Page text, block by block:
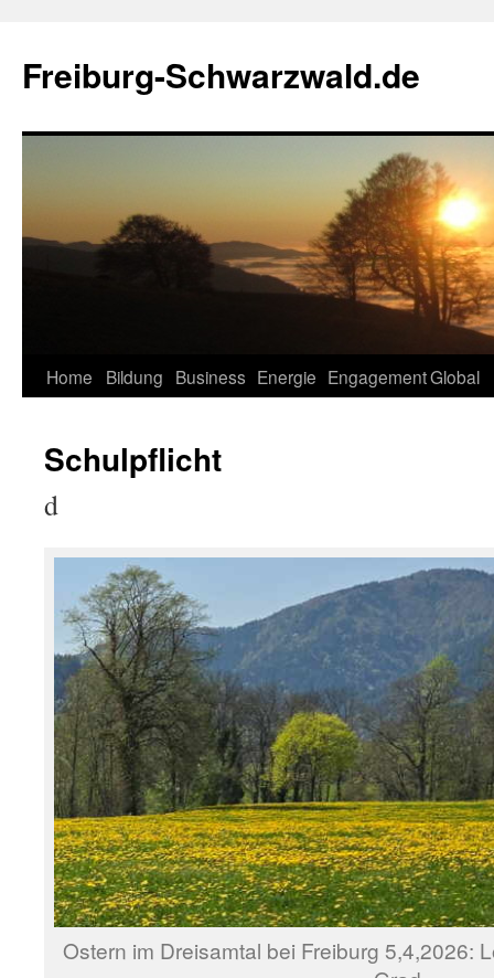
springen
Freiburg-Schwarzwald.de
Home Bildung Business Energie EngagementGlobal
Schulpflicht
d
Ostern im Dreisamtal bei Freiburg 5,4,2026: